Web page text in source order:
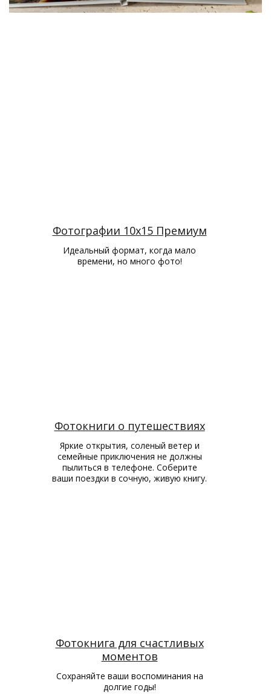
Фотографии 10х15 Премиум
Идеальный формат, когда мало
времени, но много фото!
Фотокниги о путешествиях
Яркие открытия, соленый ветер и
семейные приключения не должны
пылиться в телефоне. Соберите
ваши поездки в сочную, живую книгу.
Фотокнига для счастливых
моментов
Сохраняйте ваши воспоминания на
долгие годы!